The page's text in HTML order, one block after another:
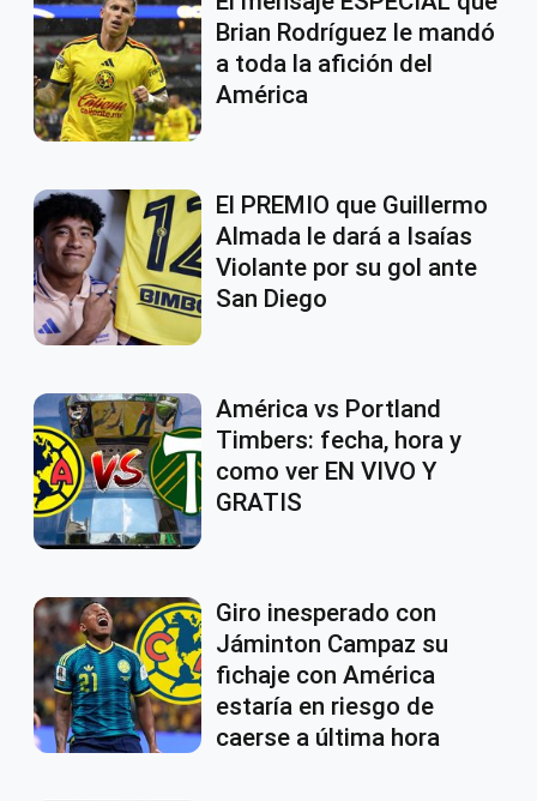
Brian Rodríguez le mandó
a toda la afición del
América
El PREMIO que Guillermo
Almada le dará a Isaías
Violante por su gol ante
San Diego
América vs Portland
Timbers: fecha, hora y
como ver EN VIVO Y
GRATIS
Giro inesperado con
Jáminton Campaz su
fichaje con América
estaría en riesgo de
caerse a última hora